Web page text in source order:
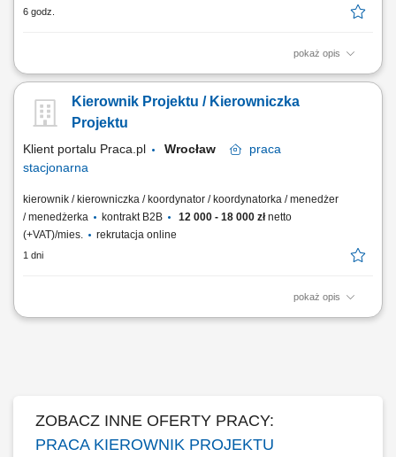
6 godz.
pokaż opis
Zakres obowiązków: Koordynowanie pracy zespołów projektowych oraz
klientami, inwestorami i partnerami projektu. Opracowywanie
harmonogramów oraz monitorowanie postępu prac. Wprowadzanie i
Kierownik Projektu / Kierowniczka
Projektu
Klient portalu Praca.pl Wrocław
praca
stacjonarna
kierownik / kierowniczka / koordynator / koordynatorka / menedżer
/ menedżerka
kontrakt B2B 12 000 - 18 000 złnetto
(+VAT)/mies.
rekrutacja online
1 dni
pokaż opis
Kompleksowe zarządzanie procesem inwestycyjnym w obszarze
ZOBACZ INNE OFERTY PRACY:
PRACA KIEROWNIK PROJEKTU